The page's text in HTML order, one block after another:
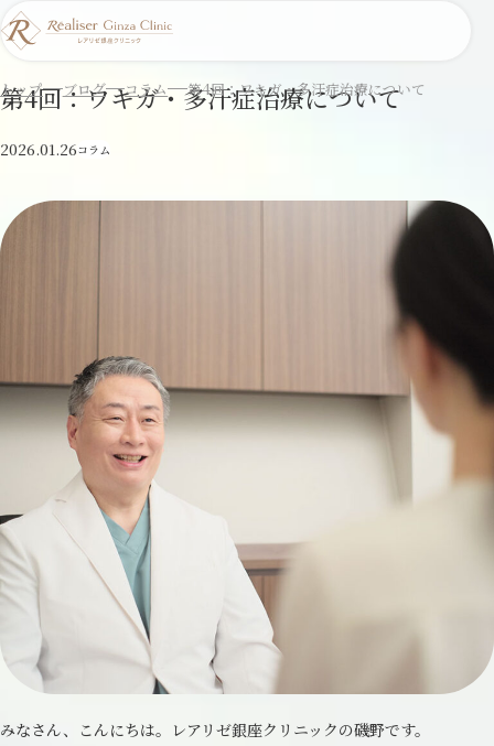
トップ ブログ コラム 第4回：ワキガ・多汗症治療について
第4回：ワキガ・多汗症治療について
2026.01.26コラム
みなさん、こんにちは。レアリゼ銀座クリニックの磯野です。